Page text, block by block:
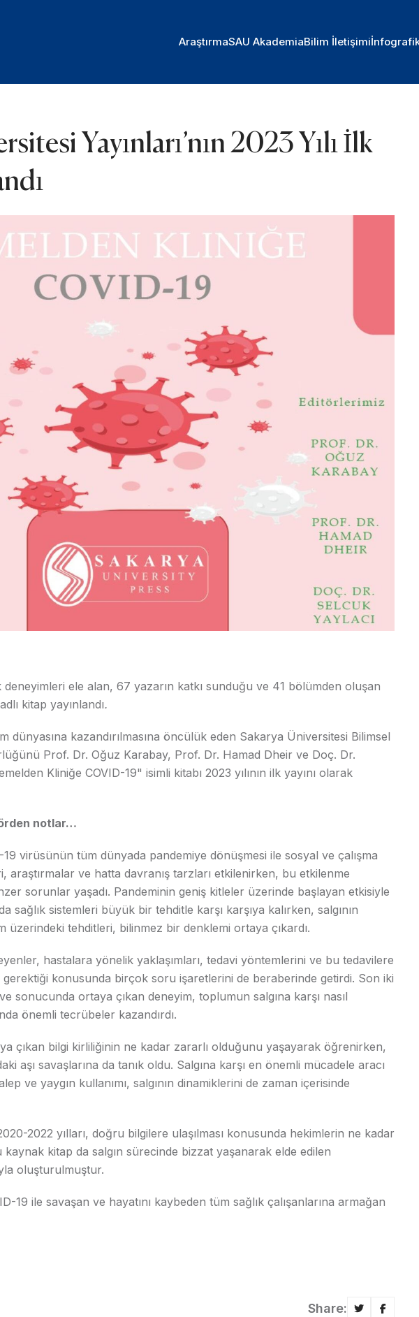
AraştırmaSAU AkademiaBilim İletişimi
Yayınları’nın 2023 Yılı İlk
ele alan, 67 yazarın katkı sunduğu ve 41 bölümden oluşan
kitap yayınlandı.
dünyasına kazandırılmasına öncülük eden Sakarya Üniversitesi Bilimsel
Prof. Dr. Oğuz Karabay, Prof. Dr. Hamad Dheir ve Doç. Dr.
Kliniğe COVID-19" isimli kitabı 2023 yılının ilk yayını olarak
notlar…
19 virüsünün tüm dünyada pandemiye dönüşmesi ile sosyal ve çalışma
araştırmalar ve hatta davranış tarzları etkilenirken, bu etkilenme
sorunlar yaşadı. Pandeminin geniş kitleler üzerinde başlayan etkisiyle
sağlık sistemleri büyük bir tehditle karşı karşıya kalırken, salgının
üzerindeki tehditleri, bilinmez bir denklemi ortaya çıkardı.
hastalara yönelik yaklaşımları, tedavi yöntemlerini ve bu tedavilere
gerektiği konusunda birçok soru işaretlerini de beraberinde getirdi. Son iki
sonucunda ortaya çıkan deneyim, toplumun salgına karşı nasıl
önemli tecrübeler kazandırdı.
çıkan bilgi kirliliğinin ne kadar zararlı olduğunu yaşayarak öğrenirken,
aşı savaşlarına da tanık oldu. Salgına karşı en önemli mücadele aracı
ve yaygın kullanımı, salgının dinamiklerini de zaman içerisinde
2022 yılları, doğru bilgilere ulaşılması konusunda hekimlerin ne kadar
kitap da salgın sürecinde bizzat yaşanarak elde edilen
oluşturulmuştur.
19 ile savaşan ve hayatını kaybeden tüm sağlık çalışanlarına armağan
Share: